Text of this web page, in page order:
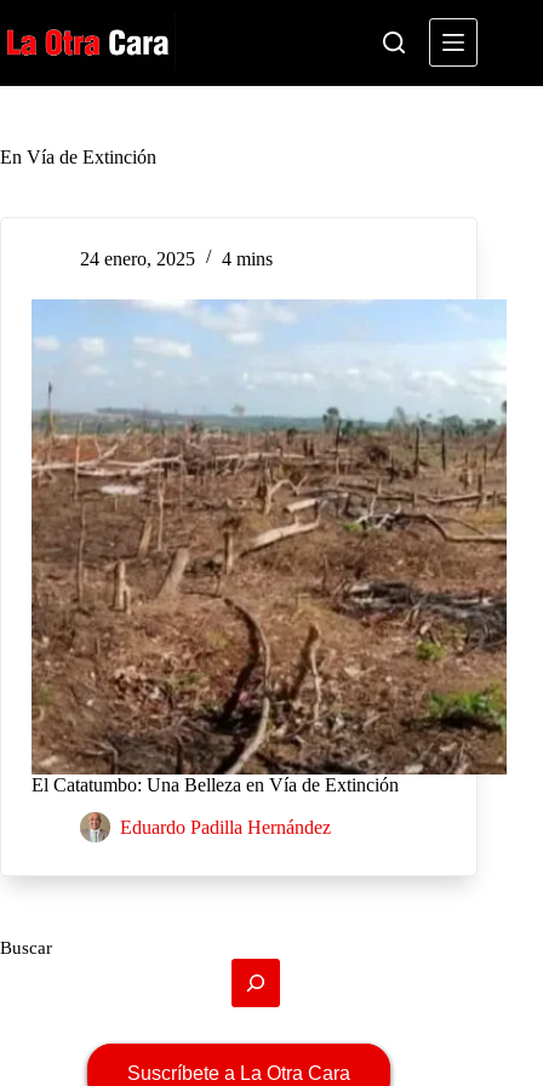
al
contenido
En Vía de Extinción
24 enero, 2025 4 mins
El Catatumbo: Una Belleza en Vía de Extinción
Eduardo Padilla Hernández
Buscar
Suscríbete a La Otra Cara